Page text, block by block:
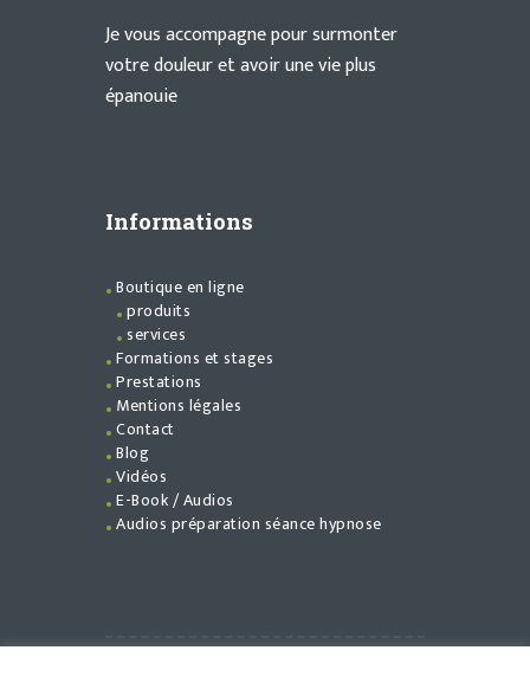
Je vous accompagne pour surmonter
votre douleur et avoir une vie plus
épanouie
Informations
Boutique en ligne
produits
services
Formations et stages
Prestations
Mentions légales
Contact
Blog
Vidéos
E-Book / Audios
Audios préparation séance hypnose